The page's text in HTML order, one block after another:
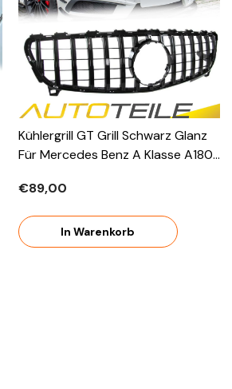
Kühlergrill GT Grill Schwarz Glanz
Für Mercedes Benz A Klasse A180
€89,00
In Warenkorb